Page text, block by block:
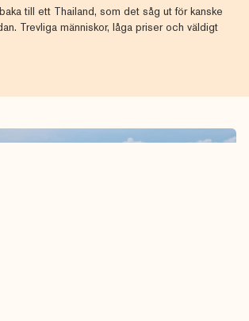
till ett Thailand, som det såg ut för kanske
Trevliga människor, låga priser och väldigt